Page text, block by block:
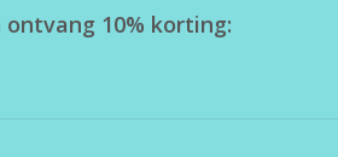
10% korting: